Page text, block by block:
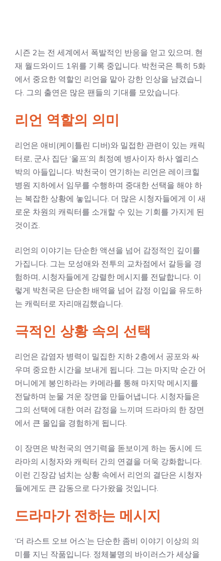
시즌 2는 전 세계에서 폭발적인 반응을 얻고 있으며, 현
재 월드와이드 1위를 기록 중입니다. 박천국은 특히 5화
에서 중요한 역할인 리언을 맡아 강한 인상을 남겼습니
다. 그의 출연은 많은 팬들의 기대를 모았습니다.
리언 역할의 의미
리언은 애비(케이틀린 디버)와 밀접한 관련이 있는 캐릭
터로, 군사 집단 ‘울프’의 최정예 병사이자 하사 엘리스
박의 아들입니다. 박천국이 연기하는 리언은 레이크힐
병원 지하에서 임무를 수행하며 중대한 선택을 해야 하
는 복잡한 상황에 놓입니다. 더 많은 시청자들에게 이 새
로운 차원의 캐릭터를 소개할 수 있는 기회를 가지게 된
것이죠.
리언의 이야기는 단순한 액션을 넘어 감정적인 깊이를
가집니다. 그는 모성애와 전투의 교차점에서 갈등을 경
험하며, 시청자들에게 강렬한 메시지를 전달합니다. 이
렇게 박천국은 단순한 배역을 넘어 감정 이입을 유도하
는 캐릭터로 자리매김했습니다.
극적인 상황 속의 선택
리언은 감염자 병력이 밀집한 지하 2층에서 공포와 싸
우며 중요한 시간을 보내게 됩니다. 그는 마지막 순간 어
머니에게 봉인하라는 카메라를 통해 마지막 메시지를
전달하며 눈물 겨운 장면을 만들어냅니다. 시청자들은
그의 선택에 대한 여러 감정을 느끼며 드라마의 한 장면
에서 큰 몰입을 경험하게 됩니다.
이 장면은 박천국의 연기력을 돋보이게 하는 동시에 드
라마의 시청자와 캐릭터 간의 연결을 더욱 강화합니다.
이런 긴장감 넘치는 상황 속에서 리언의 결단은 시청자
들에게도 큰 감동으로 다가왔을 것입니다.
드라마가 전하는 메시지
‘더 라스트 오브 어스’는 단순한 좀비 이야기 이상의 의
미를 지닌 작품입니다. 정체불명의 바이러스가 세상을